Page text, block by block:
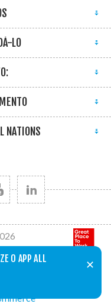
O APP ALL
✕
LO
NATIONS